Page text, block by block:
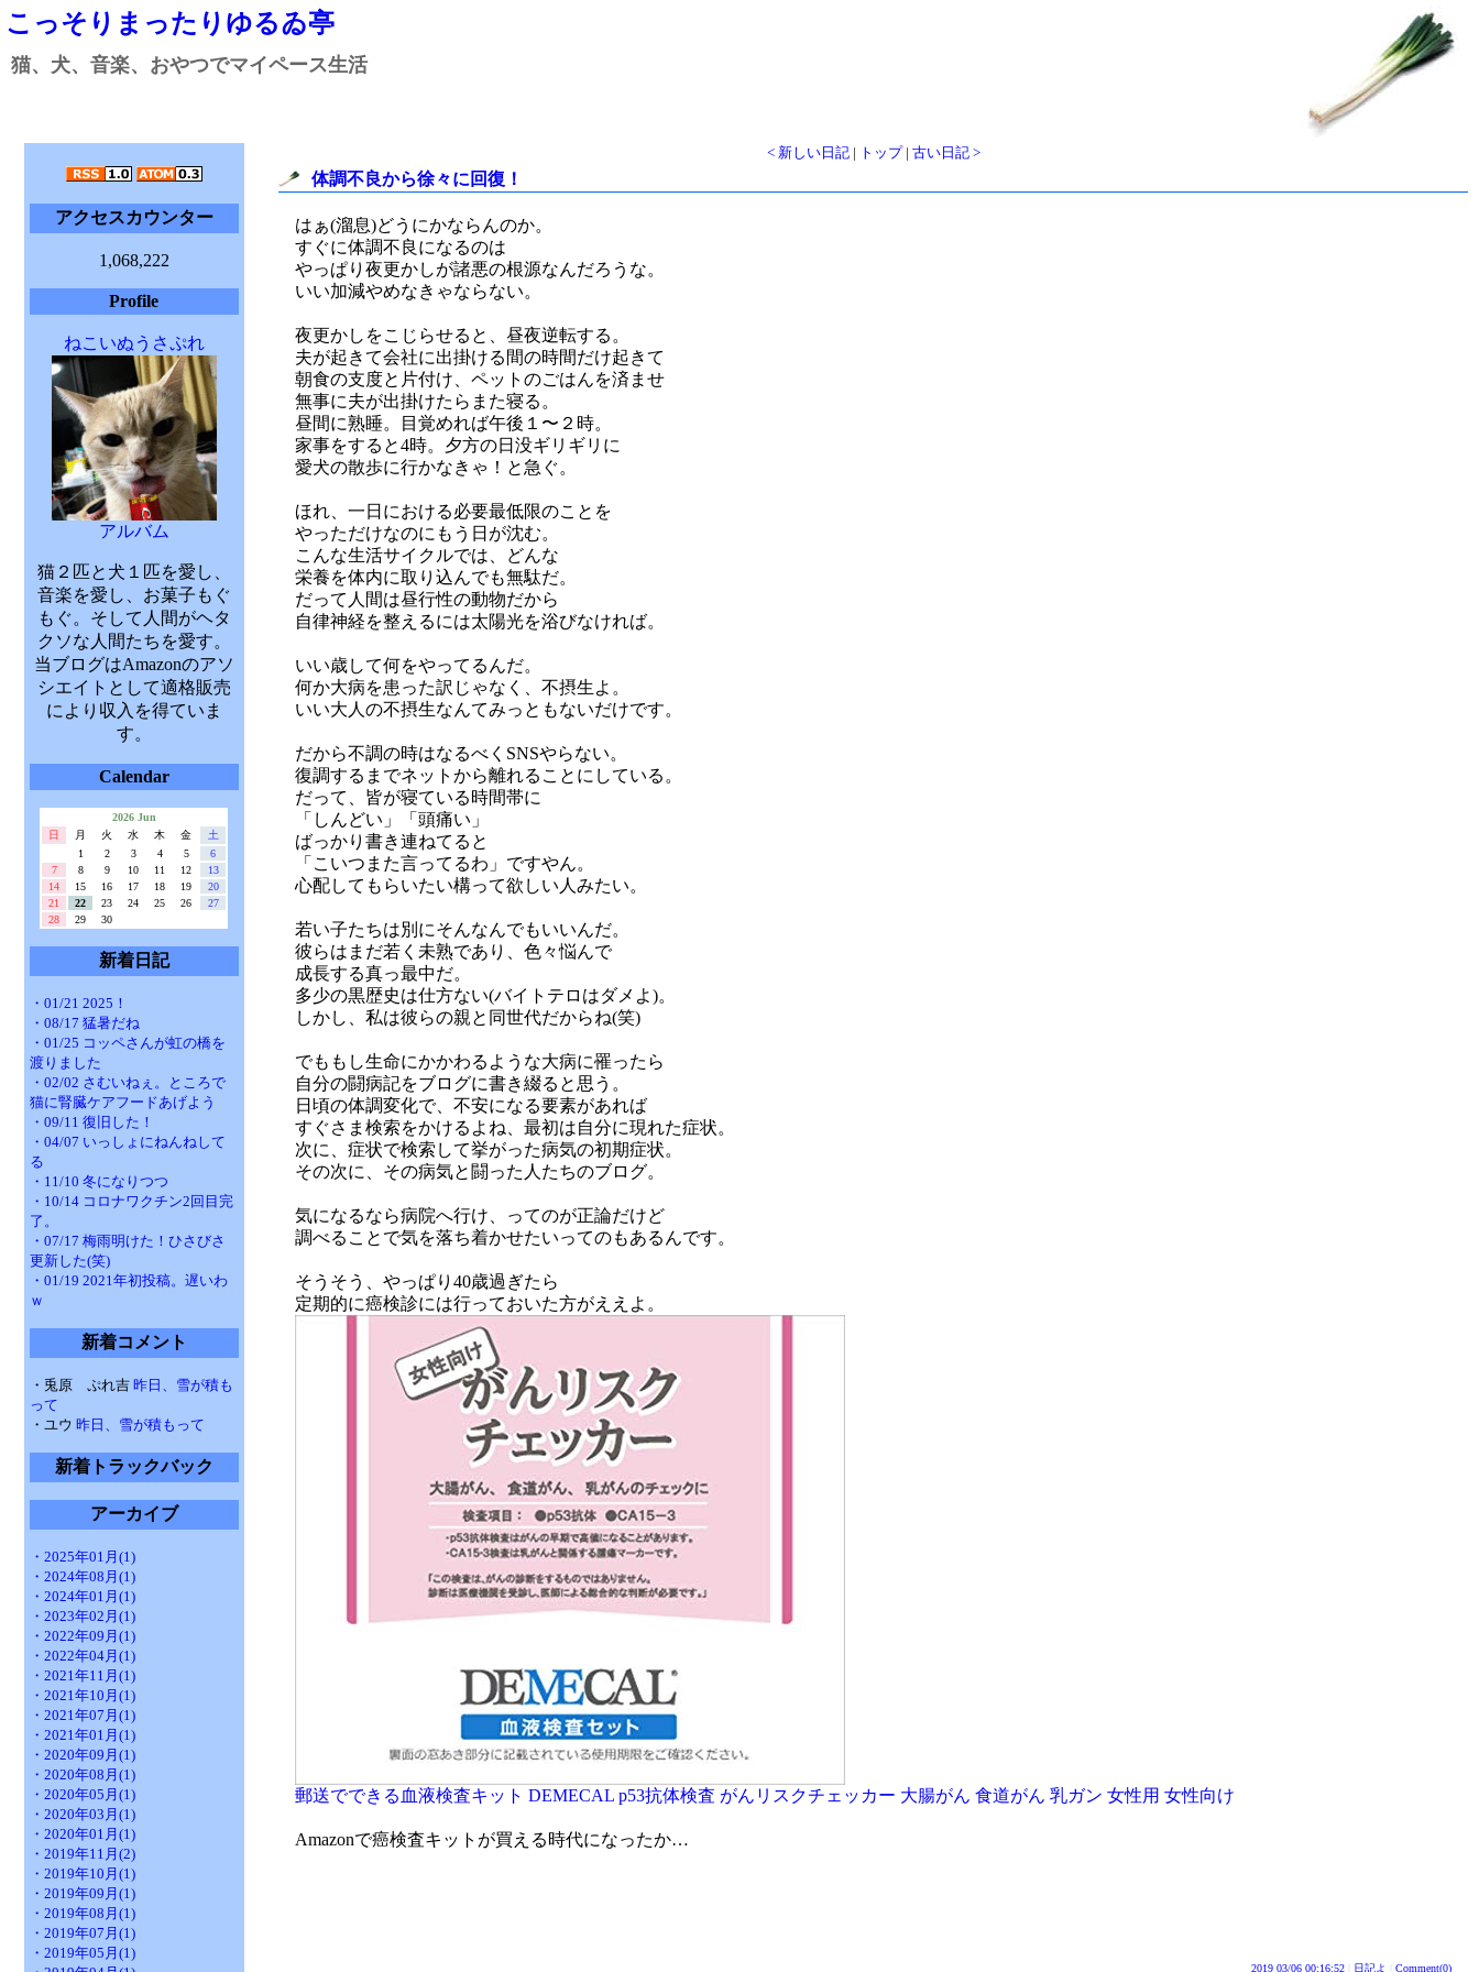
こっそりまったりゆるゐ亭
猫、犬、音楽、おやつでマイペース生活
アクセスカウンター
1,068,222
Profile
ねこいぬうさぷれ
アルバム
猫２匹と犬１匹を愛し、
音楽を愛し、お菓子もぐ
もぐ。そして人間がヘタ
クソな人間たちを愛す。
当ブログはAmazonのアソ
シエイトとして適格販売
により収入を得ていま
す。
Calendar
2026 Jun
日
月 火 水 木 金
土
1
2 3 4 5
6
7
8 9 10 11 12
13
14
15 16 17 18 19
20
21
22 23 24 25 26
27
28
29 30
新着日記
・01/21 2025！
・08/17 猛暑だね
・01/25 コッペさんが虹の橋を
渡りました
・02/02 さむいねぇ。ところで
猫に腎臓ケアフードあげよう
・09/11 復旧した！
・04/07 いっしょにねんねして
る
・11/10 冬になりつつ
・10/14 コロナワクチン2回目完
了。
・07/17 梅雨明けた！ひさびさ
更新した(笑)
・01/19 2021年初投稿。遅いわ
ｗ
新着コメント
・兎原 ぷれ吉 昨日、雪が積も
って
・ユウ 昨日、雪が積もって
新着トラックバック
アーカイブ
・2025年01月(1)
・2024年08月(1)
・2024年01月(1)
・2023年02月(1)
・2022年09月(1)
・2022年04月(1)
・2021年11月(1)
・2021年10月(1)
・2021年07月(1)
・2021年01月(1)
・2020年09月(1)
・2020年08月(1)
・2020年05月(1)
・2020年03月(1)
・2020年01月(1)
・2019年11月(2)
・2019年10月(1)
・2019年09月(1)
・2019年08月(1)
・2019年07月(1)
・2019年05月(1)
< 新しい日記| トップ| 古い日記 >
体調不良から徐々に回復！
はぁ(溜息)どうにかならんのか。
すぐに体調不良になるのは
やっぱり夜更かしが諸悪の根源なんだろうな。
いい加減やめなきゃならない。
夜更かしをこじらせると、昼夜逆転する。
夫が起きて会社に出掛ける間の時間だけ起きて
朝食の支度と片付け、ペットのごはんを済ませ
無事に夫が出掛けたらまた寝る。
昼間に熟睡。目覚めれば午後１〜２時。
家事をすると4時。夕方の日没ギリギリに
愛犬の散歩に行かなきゃ！と急ぐ。
ほれ、一日における必要最低限のことを
やっただけなのにもう日が沈む。
こんな生活サイクルでは、どんな
栄養を体内に取り込んでも無駄だ。
だって人間は昼行性の動物だから
自律神経を整えるには太陽光を浴びなければ。
いい歳して何をやってるんだ。
何か大病を患った訳じゃなく、不摂生よ。
いい大人の不摂生なんてみっともないだけです。
だから不調の時はなるべくSNSやらない。
復調するまでネットから離れることにしている。
だって、皆が寝ている時間帯に
「しんどい」「頭痛い」
ばっかり書き連ねてると
「こいつまた言ってるわ」ですやん。
心配してもらいたい構って欲しい人みたい。
若い子たちは別にそんなんでもいいんだ。
彼らはまだ若く未熟であり、色々悩んで
成長する真っ最中だ。
多少の黒歴史は仕方ない(バイトテロはダメよ)。
しかし、私は彼らの親と同世代だからね(笑)
でももし生命にかかわるような大病に罹ったら
自分の闘病記をブログに書き綴ると思う。
日頃の体調変化で、不安になる要素があれば
すぐさま検索をかけるよね、最初は自分に現れた症状。
次に、症状で検索して挙がった病気の初期症状。
その次に、その病気と闘った人たちのブログ。
気になるなら病院へ行け、ってのが正論だけど
調べることで気を落ち着かせたいってのもあるんです。
そうそう、やっぱり40歳過ぎたら
定期的に癌検診には行っておいた方がええよ。
郵送でできる血液検査キット DEMECAL p53抗体検査 がんリスクチェッカー 大腸がん 食道がん 乳ガン 女性用 女性向け
Amazonで癌検査キットが買える時代になったか…
2019 03/06 00:16:52 日記よ
Comment(0)